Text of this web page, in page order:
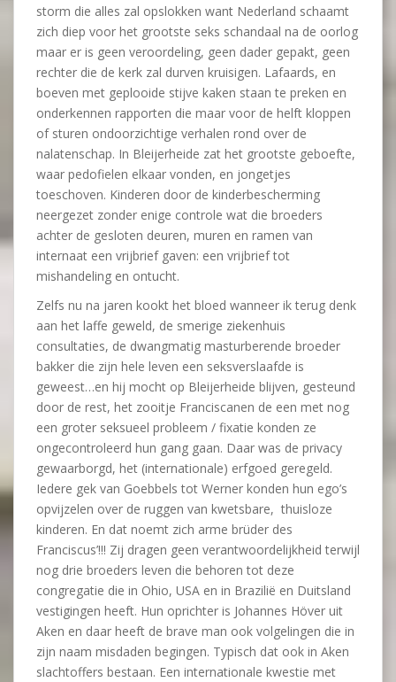
storm die alles zal opslokken want Nederland schaamt
zich diep voor het grootste seks schandaal na de oorlog
maar er is geen veroordeling, geen dader gepakt, geen
rechter die de kerk zal durven kruisigen. Lafaards, en
boeven met geplooide stijve kaken staan te preken en
onderkennen rapporten die maar voor de helft kloppen
of sturen ondoorzichtige verhalen rond over de
nalatenschap. In Bleijerheide zat het grootste geboefte,
waar pedofielen elkaar vonden, en jongetjes
toeschoven. Kinderen door de kinderbescherming
neergezet zonder enige controle wat die broeders
achter de gesloten deuren, muren en ramen van
internaat een vrijbrief gaven: een vrijbrief tot
mishandeling en ontucht.
Zelfs nu na jaren kookt het bloed wanneer ik terug denk
aan het laffe geweld, de smerige ziekenhuis
consultaties, de dwangmatig masturberende broeder
bakker die zijn hele leven een seksverslaafde is
geweest…en hij mocht op Bleijerheide blijven, gesteund
door de rest, het zooitje Franciscanen de een met nog
een groter seksueel probleem / fixatie konden ze
ongecontroleerd hun gang gaan. Daar was de privacy
gewaarborgd, het (internationale) erfgoed geregeld.
Iedere gek van Goebbels tot Werner konden hun ego’s
opvijzelen over de ruggen van kwetsbare, thuisloze
kinderen. En dat noemt zich arme brüder des
Franciscus’!!! Zij dragen geen verantwoordelijkheid terwijl
nog drie broeders leven die behoren tot deze
congregatie die in Ohio, USA en in Brazilië en Duitsland
vestigingen heeft. Hun oprichter is Johannes Höver uit
Aken en daar heeft de brave man ook volgelingen die in
zijn naam misdaden begingen. Typisch dat ook in Aken
slachtoffers bestaan. Een internationale kwestie met